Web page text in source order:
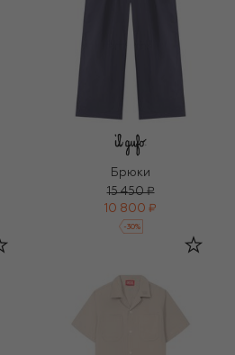
Брюки
15 450 ₽
10 800 ₽
-30%